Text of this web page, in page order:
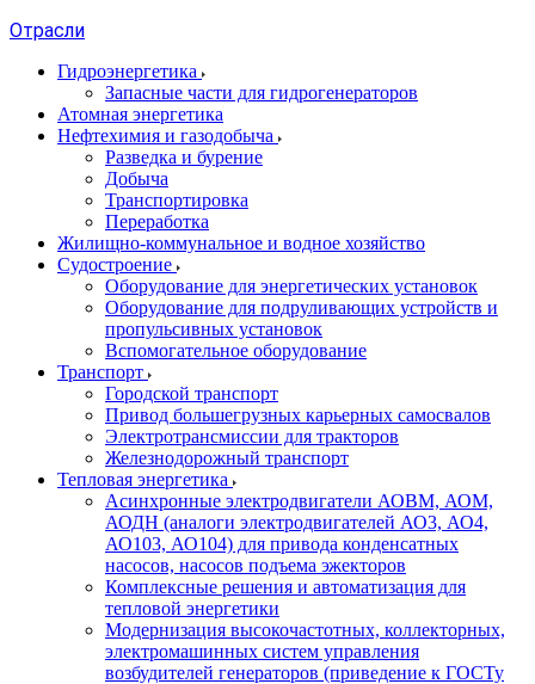
Отрасли
Гидроэнергетика
Запасные части для гидрогенераторов
Атомная энергетика
Нефтехимия и газодобыча
Разведка и бурение
Добыча
Транспортировка
Переработка
Жилищно-коммунальное и водное хозяйство
Судостроение
Оборудование для энергетических установок
Оборудование для подруливающих устройств и
пропульсивных установок
Вспомогательное оборудование
Транспорт
Городской транспорт
Привод большегрузных карьерных самосвалов
Электротрансмиссии для тракторов
Железнодорожный транспорт
Тепловая энергетика
Асинхронные электродвигатели АОВМ, АОМ,
АОДН (аналоги электродвигателей АО3, АО4,
АО103, АО104) для привода конденсатных
насосов, насосов подъема эжекторов
Комплексные решения и автоматизация для
тепловой энергетики
Модернизация высокочастотных, коллекторных,
электромашинных систем управления
возбудителей генераторов (приведение к ГОСТу